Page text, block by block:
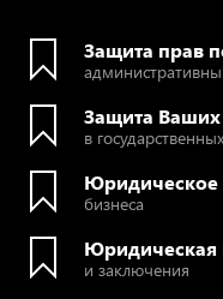
Защита прав
Защита Ваших
в
Юридическое
бизнеса
Юридическая
и заключения